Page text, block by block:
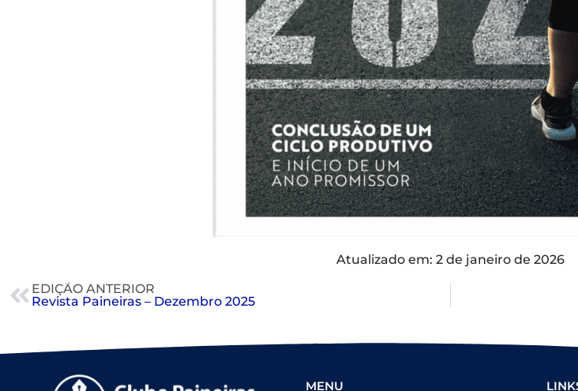
Atualizado em: 2 de janeiro de 2026
EDIÇÃO ANTERIOR
Revista Paineiras – Dezembro 2025
MENU